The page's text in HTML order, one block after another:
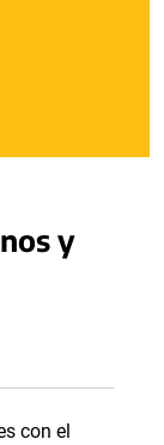
y
con el